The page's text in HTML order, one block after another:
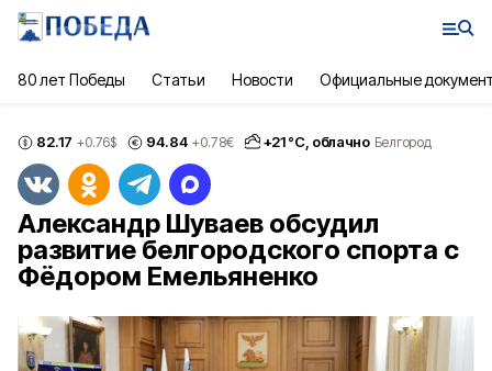
80 лет Победы Статьи Новости Официальные
82.17 +0.76$ 94.84 +0.78€ +21°С, облачно Белгород
Александр Шуваев обсудил
развитие белгородского спорта с
Фёдором Емельяненко